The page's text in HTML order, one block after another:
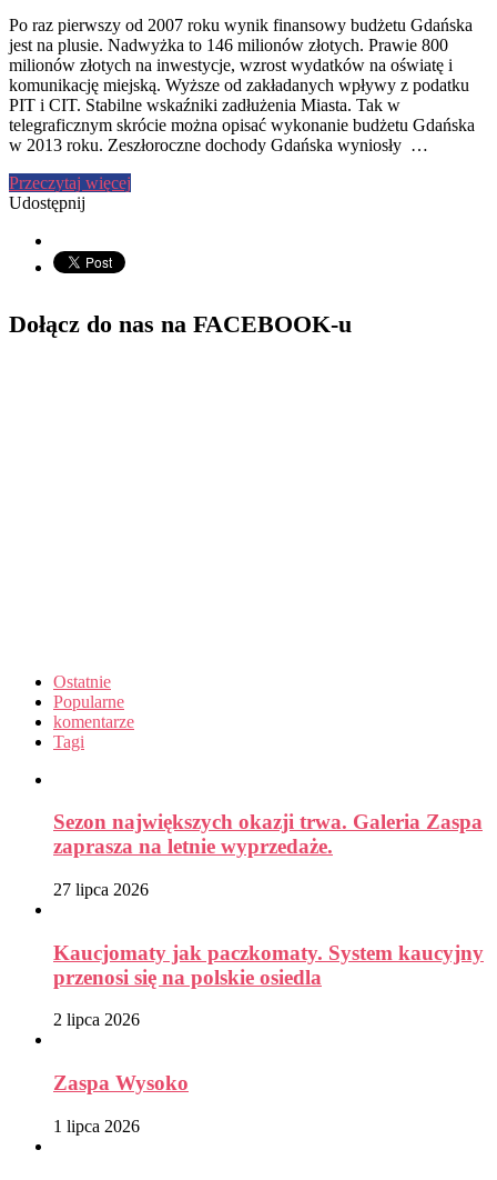
Po raz pierwszy od 2007 roku wynik finansowy budżetu Gdańska
jest na plusie. Nadwyżka to 146 milionów złotych. Prawie 800
milionów złotych na inwestycje, wzrost wydatków na oświatę i
komunikację miejską. Wyższe od zakładanych wpływy z podatku
PIT i CIT. Stabilne wskaźniki zadłużenia Miasta. Tak w
telegraficznym skrócie można opisać wykonanie budżetu Gdańska
w 2013 roku. Zeszłoroczne dochody Gdańska wyniosły …
Przeczytaj więcej
Udostępnij
Dołącz do nas na FACEBOOK-u
Ostatnie
Popularne
komentarze
Tagi
Sezon największych okazji trwa. Galeria Zaspa
zaprasza na letnie wyprzedaże.
27 lipca 2026
Kaucjomaty jak paczkomaty. System kaucyjny
przenosi się na polskie osiedla
2 lipca 2026
Zaspa Wysoko
1 lipca 2026